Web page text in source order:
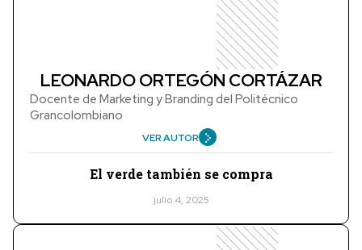
LEONARDO ORTEGÓN CORTÁZAR
Docente de Marketing y Branding del Politécnico
Grancolombiano
VER AUTOR
El verde también se compra
julio 4, 2025